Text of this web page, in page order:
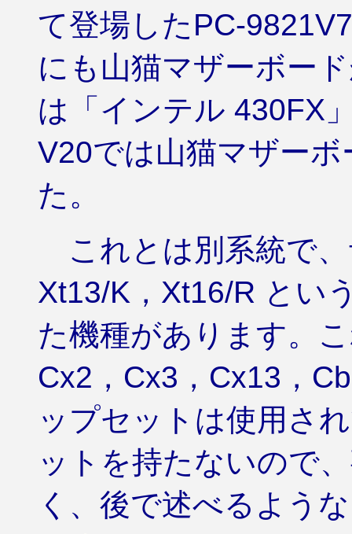
て登場したPC-
にも山猫マザーボー
は「インテル 430FX
V20では山猫マザー
た。
これとは別系統で
Xt13/K，Xt16/R とい
た機種があります。
Cx2，Cx3，Cx13，
ップセットは使用さ
ットを持たないので
く、後で述べるよう